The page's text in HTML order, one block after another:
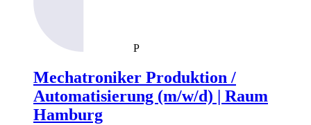
P
Mechatroniker Produktion /
Automatisierung (m/w/d) | Raum
Hamburg